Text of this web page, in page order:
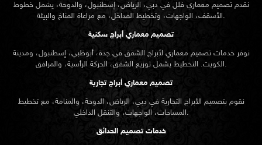
نقدمتصميم معماري فلل في دبي، الرياض، إسطنبول، والدوحة، يشمل خطوط
الأسقف، الواجهات، وتخطيط المداخل، مع مراعاة المناخ والبيئة.
تصميم معماري أبراج سكنية
نوفر خدمات تصميم معماري لأبراج الشقق في جدة، أبوظبي، إسطنبول، ومدينة
الكويت. التخطيط يشمل توزيع الشقق، الحركة الرأسية، والمرافق.
تصميم معماري أبراج تجارية
نقوم بتصميم الأبراج التجارية في دبي، الرياض، الدوحة، والمنامة، مع تخطيط
المساحات، الواجهات، والتنقل الداخلي.
خدمات تصميم الحدائق